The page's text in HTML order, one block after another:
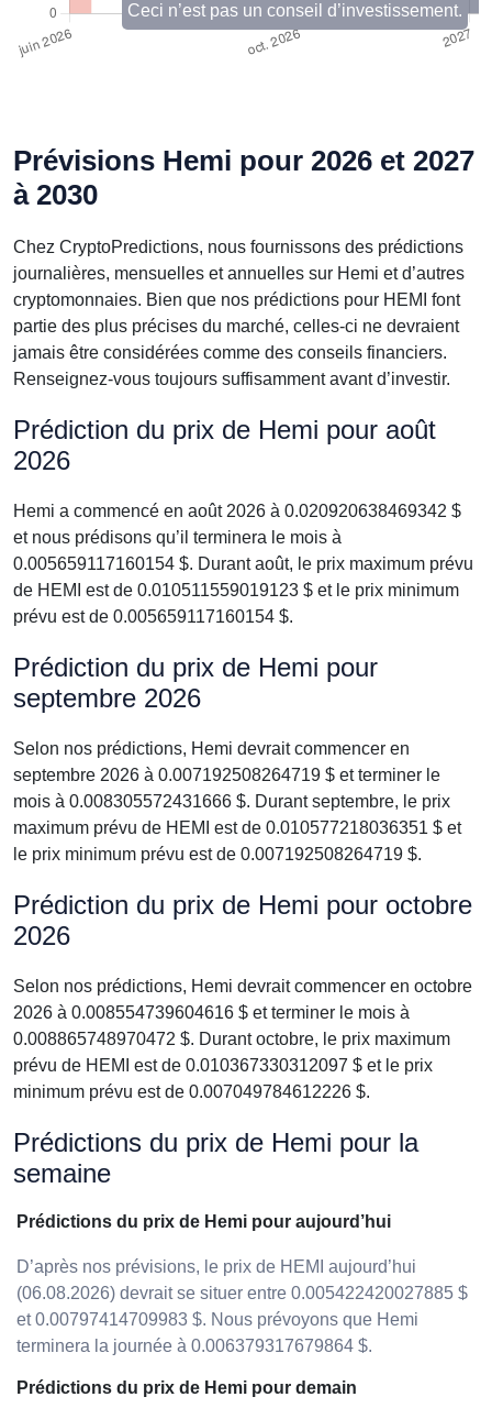
Ceci n’est pas un conseil d’investissement.
Prévisions Hemi pour 2026 et 2027
à 2030
Chez CryptoPredictions, nous fournissons des prédictions
journalières, mensuelles et annuelles sur Hemi et d’autres
cryptomonnaies. Bien que nos prédictions pour HEMI font
partie des plus précises du marché, celles-ci ne devraient
jamais être considérées comme des conseils financiers.
Renseignez-vous toujours suffisamment avant d’investir.
Prédiction du prix de Hemi pour août
2026
Hemi a commencé en août 2026 à 0.020920638469342 $
et nous prédisons qu’il terminera le mois à
0.005659117160154 $. Durant août, le prix maximum prévu
de HEMI est de 0.010511559019123 $ et le prix minimum
prévu est de 0.005659117160154 $.
Prédiction du prix de Hemi pour
septembre 2026
Selon nos prédictions, Hemi devrait commencer en
septembre 2026 à 0.007192508264719 $ et terminer le
mois à 0.008305572431666 $. Durant septembre, le prix
maximum prévu de HEMI est de 0.010577218036351 $ et
le prix minimum prévu est de 0.007192508264719 $.
Prédiction du prix de Hemi pour octobre
2026
Selon nos prédictions, Hemi devrait commencer en octobre
2026 à 0.008554739604616 $ et terminer le mois à
0.008865748970472 $. Durant octobre, le prix maximum
prévu de HEMI est de 0.010367330312097 $ et le prix
minimum prévu est de 0.007049784612226 $.
Prédictions du prix de Hemi pour la
semaine
Prédictions du prix de Hemi pour aujourd’hui
D’après nos prévisions, le prix de HEMI aujourd’hui
(06.08.2026) devrait se situer entre 0.005422420027885 $
et 0.00797414709983 $. Nous prévoyons que Hemi
terminera la journée à 0.006379317679864 $.
Prédictions du prix de Hemi pour demain